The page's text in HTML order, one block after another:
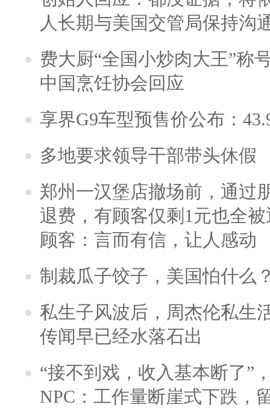
人长期与美国交管局保持沟
费大厨“全国小炒肉大王”称
中国烹饪协会回应
享界G9车型预售价公布：
多地要求领导干部带头休假
郑州一汉堡店撤场前，通过
退费，有顾客仅剩1元也全
顾客：言而有信，让人感动
制裁瓜子饺子，美国怕什么
私生子风波后，周杰伦私生
传闻早已经水落石出
“接不到戏，收入基本断了”
NPC：工作量断崖式下跌，